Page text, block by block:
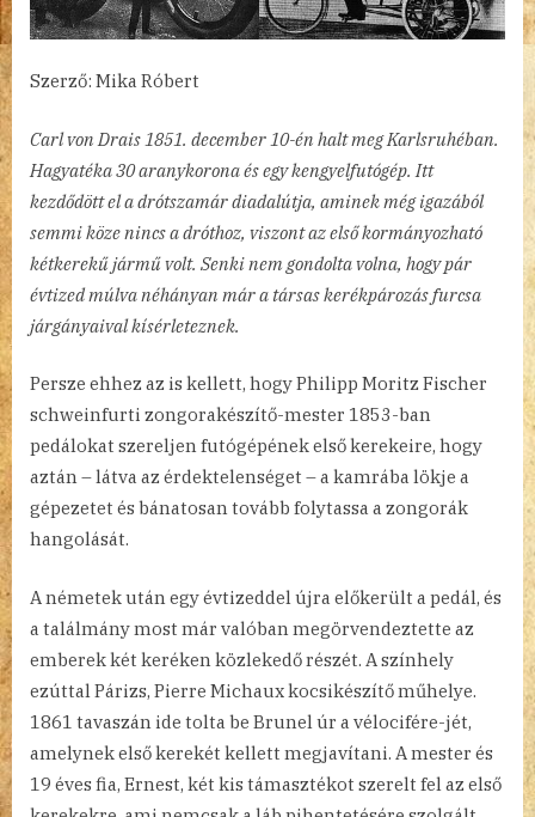
Szerző: Mika Róbert
Carl von Drais 1851. december 10-én halt meg Karlsruhéban.
Hagyatéka 30 aranykorona és egy kengyelfutógép. Itt
kezdődött el a drótszamár diadalútja, aminek még igazából
semmi köze nincs a dróthoz, viszont az első kormányozható
kétkerekű jármű volt. Senki nem gondolta volna, hogy pár
évtized múlva néhányan már a társas kerékpározás furcsa
járgányaival kísérleteznek.
Persze ehhez az is kellett, hogy Philipp Moritz Fischer
schweinfurti zongorakészítő-mester 1853-ban
pedálokat szereljen futógépének első kerekeire, hogy
aztán – látva az érdektelenséget – a kamrába lökje a
gépezetet és bánatosan tovább folytassa a zongorák
hangolását.
A németek után egy évtizeddel újra előkerült a pedál, és
a találmány most már valóban megörvendeztette az
emberek két keréken közlekedő részét. A színhely
ezúttal Párizs, Pierre Michaux kocsikészítő műhelye.
1861 tavaszán ide tolta be Brunel úr a vélocifére-jét,
amelynek első kerekét kellett megjavítani. A mester és
19 éves fia, Ernest, két kis támasztékot szerelt fel az első